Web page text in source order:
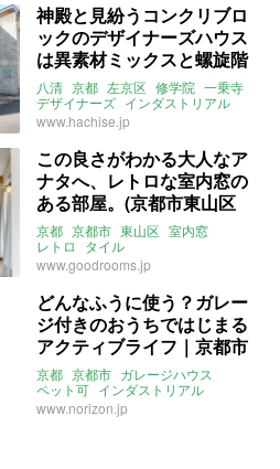
神殿と見紛うコンクリブロ
ックのデザイナーズハウス
は異素材ミックスと螺旋階
段がたまりません！(京都市
左京区94㎡の売買物件)
八清 京都 左京区 修学院 一乗寺
デザイナーズ インダストリアル
異素材MIX 螺旋階段
ライター：葱山紫蘇子
www.hachise.jp
この良さがわかる大人なア
ナタへ、レトロな室内窓の
ある部屋。(京都市東山区
41㎡の賃貸物件)
京都 京都市 東山区 室内窓
レトロ
タイル
ブルックリンスタイル
インダストリアル
ライター：葱山紫蘇子
賃貸
www.goodrooms.jp
どんなふうに使う？ガレー
ジ付きのおうちではじまる
アクティブライフ｜京都市
北区 賃貸 60㎡
京都 京都市 ガレージハウス
ペット可 インダストリアル
ロフト
www.norizon.jp